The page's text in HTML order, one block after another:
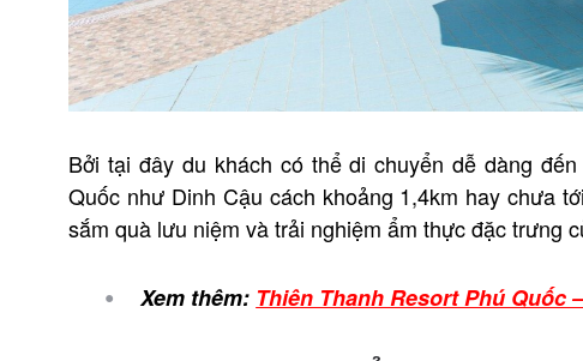
Bởi tại đây du khách có thể di chuyển dễ dàng
Quốc như Dinh Cậu cách khoảng 1,4km hay chưa
sắm quà lưu niệm và trải nghiệm ẩm thực đặc trưng
Xem thêm: Thiên Thanh Resort Phú Quốc